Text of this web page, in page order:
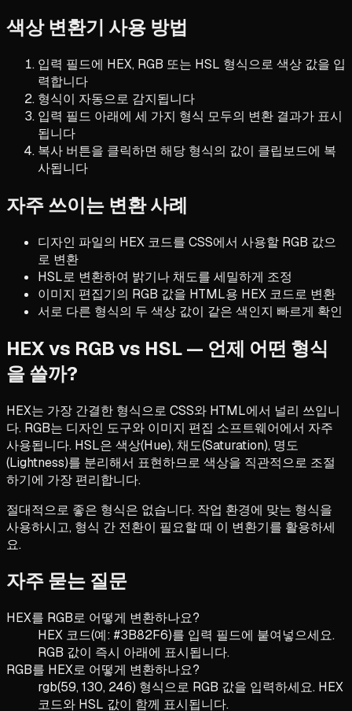
색상 변환기 사용 방법
입력 필드에 HEX, RGB 또는 HSL 형식으로 색상 값을 입
력합니다
형식이 자동으로 감지됩니다
입력 필드 아래에 세 가지 형식 모두의 변환 결과가 표시
됩니다
복사 버튼을 클릭하면 해당 형식의 값이 클립보드에 복
사됩니다
자주 쓰이는 변환 사례
디자인 파일의 HEX 코드를 CSS에서 사용할 RGB 값으
로 변환
HSL로 변환하여 밝기나 채도를 세밀하게 조정
이미지 편집기의 RGB 값을 HTML용 HEX 코드로 변환
서로 다른 형식의 두 색상 값이 같은 색인지 빠르게 확인
HEX vs RGB vs HSL — 언제 어떤 형식
을 쓸까?
HEX는 가장 간결한 형식으로 CSS와 HTML에서 널리 쓰입니
다. RGB는 디자인 도구와 이미지 편집 소프트웨어에서 자주
사용됩니다. HSL은 색상(Hue), 채도(Saturation), 명도
(Lightness)를 분리해서 표현하므로 색상을 직관적으로 조절
하기에 가장 편리합니다.
절대적으로 좋은 형식은 없습니다. 작업 환경에 맞는 형식을
사용하시고, 형식 간 전환이 필요할 때 이 변환기를 활용하세
요.
자주 묻는 질문
HEX를 RGB로 어떻게 변환하나요?
HEX 코드(예: #3B82F6)를 입력 필드에 붙여넣으세요.
RGB 값이 즉시 아래에 표시됩니다.
RGB를 HEX로 어떻게 변환하나요?
rgb(59, 130, 246) 형식으로 RGB 값을 입력하세요. HEX
코드와 HSL 값이 함께 표시됩니다.